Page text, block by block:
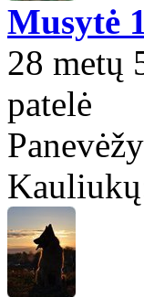
Musytė
28 metų
patelė